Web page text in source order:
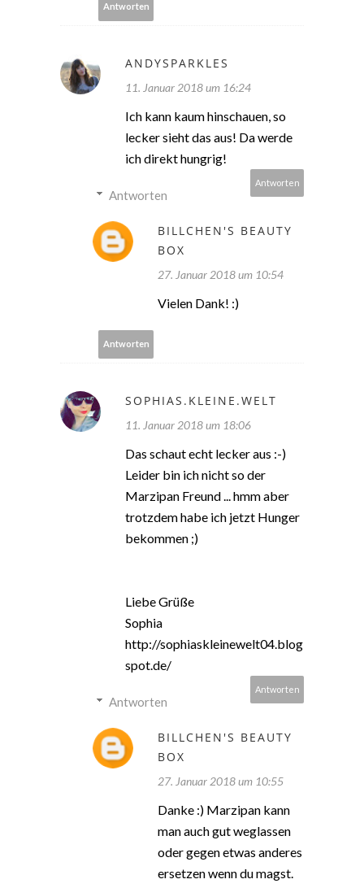
Antworten
ANDYSPARKLES
11. Januar 2018 um 16:24
Ich kann kaum hinschauen, so
lecker sieht das aus! Da werde
ich direkt hungrig!
Antworten
Antworten
BILLCHEN'S BEAUTY
BOX
27. Januar 2018 um 10:54
Vielen Dank! :)
Antworten
SOPHIAS.KLEINE.WELT
11. Januar 2018 um 18:06
Das schaut echt lecker aus :-)
Leider bin ich nicht so der
Marzipan Freund ... hmm aber
trotzdem habe ich jetzt Hunger
bekommen ;)
Liebe Grüße
Sophia
http://sophiaskleinewelt04.blog
spot.de/
Antworten
Antworten
BILLCHEN'S BEAUTY
BOX
27. Januar 2018 um 10:55
Danke :) Marzipan kann
man auch gut weglassen
oder gegen etwas anderes
ersetzen wenn du magst.